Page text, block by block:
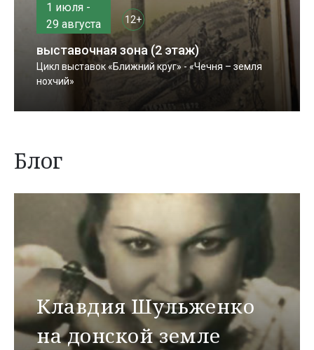
1 июля -
29 августа
12+
выставочная зона (2 этаж)
Цикл выставок «Ближний круг» - «Чечня – земля
нохчий»
Блог
Клавдия Шульженко
на донской земле